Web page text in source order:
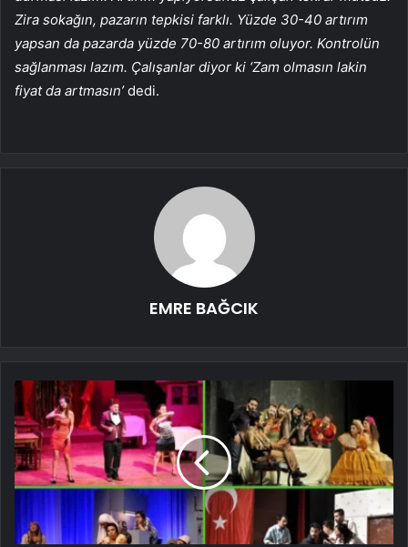
Zira sokağın, pazarın tepkisi farklı. Yüzde 30-40 artırım
yapsan da pazarda yüzde 70-80 artırım oluyor. Kontrolün
sağlanması lazım. Çalışanlar diyor ki ‘Zam olmasın lakin
fiyat da artmasın’dedi.
EMRE BAĞCIK